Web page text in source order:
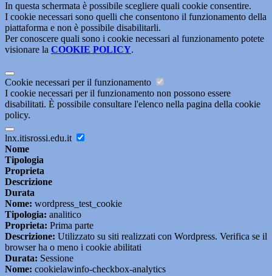
In questa schermata è possibile scegliere quali cookie consentire.
I cookie necessari sono quelli che consentono il funzionamento della
piattaforma e non è possibile disabilitarli.
Per conoscere quali sono i cookie necessari al funzionamento potete
visionare la COOKIE POLICY.
Cookie necessari per il funzionamento
I cookie necessari per il funzionamento non possono essere
disabilitati. È possibile consultare l'elenco nella pagina della cookie
policy.
lnx.itisrossi.edu.it
Nome
Tipologia
Proprieta
Descrizione
Durata
Nome: wordpress_test_cookie
Tipologia: analitico
Proprieta: Prima parte
Descrizione: Utilizzato su siti realizzati con Wordpress. Verifica se il
browser ha o meno i cookie abilitati
Durata: Sessione
Nome: cookielawinfo-checkbox-analytics